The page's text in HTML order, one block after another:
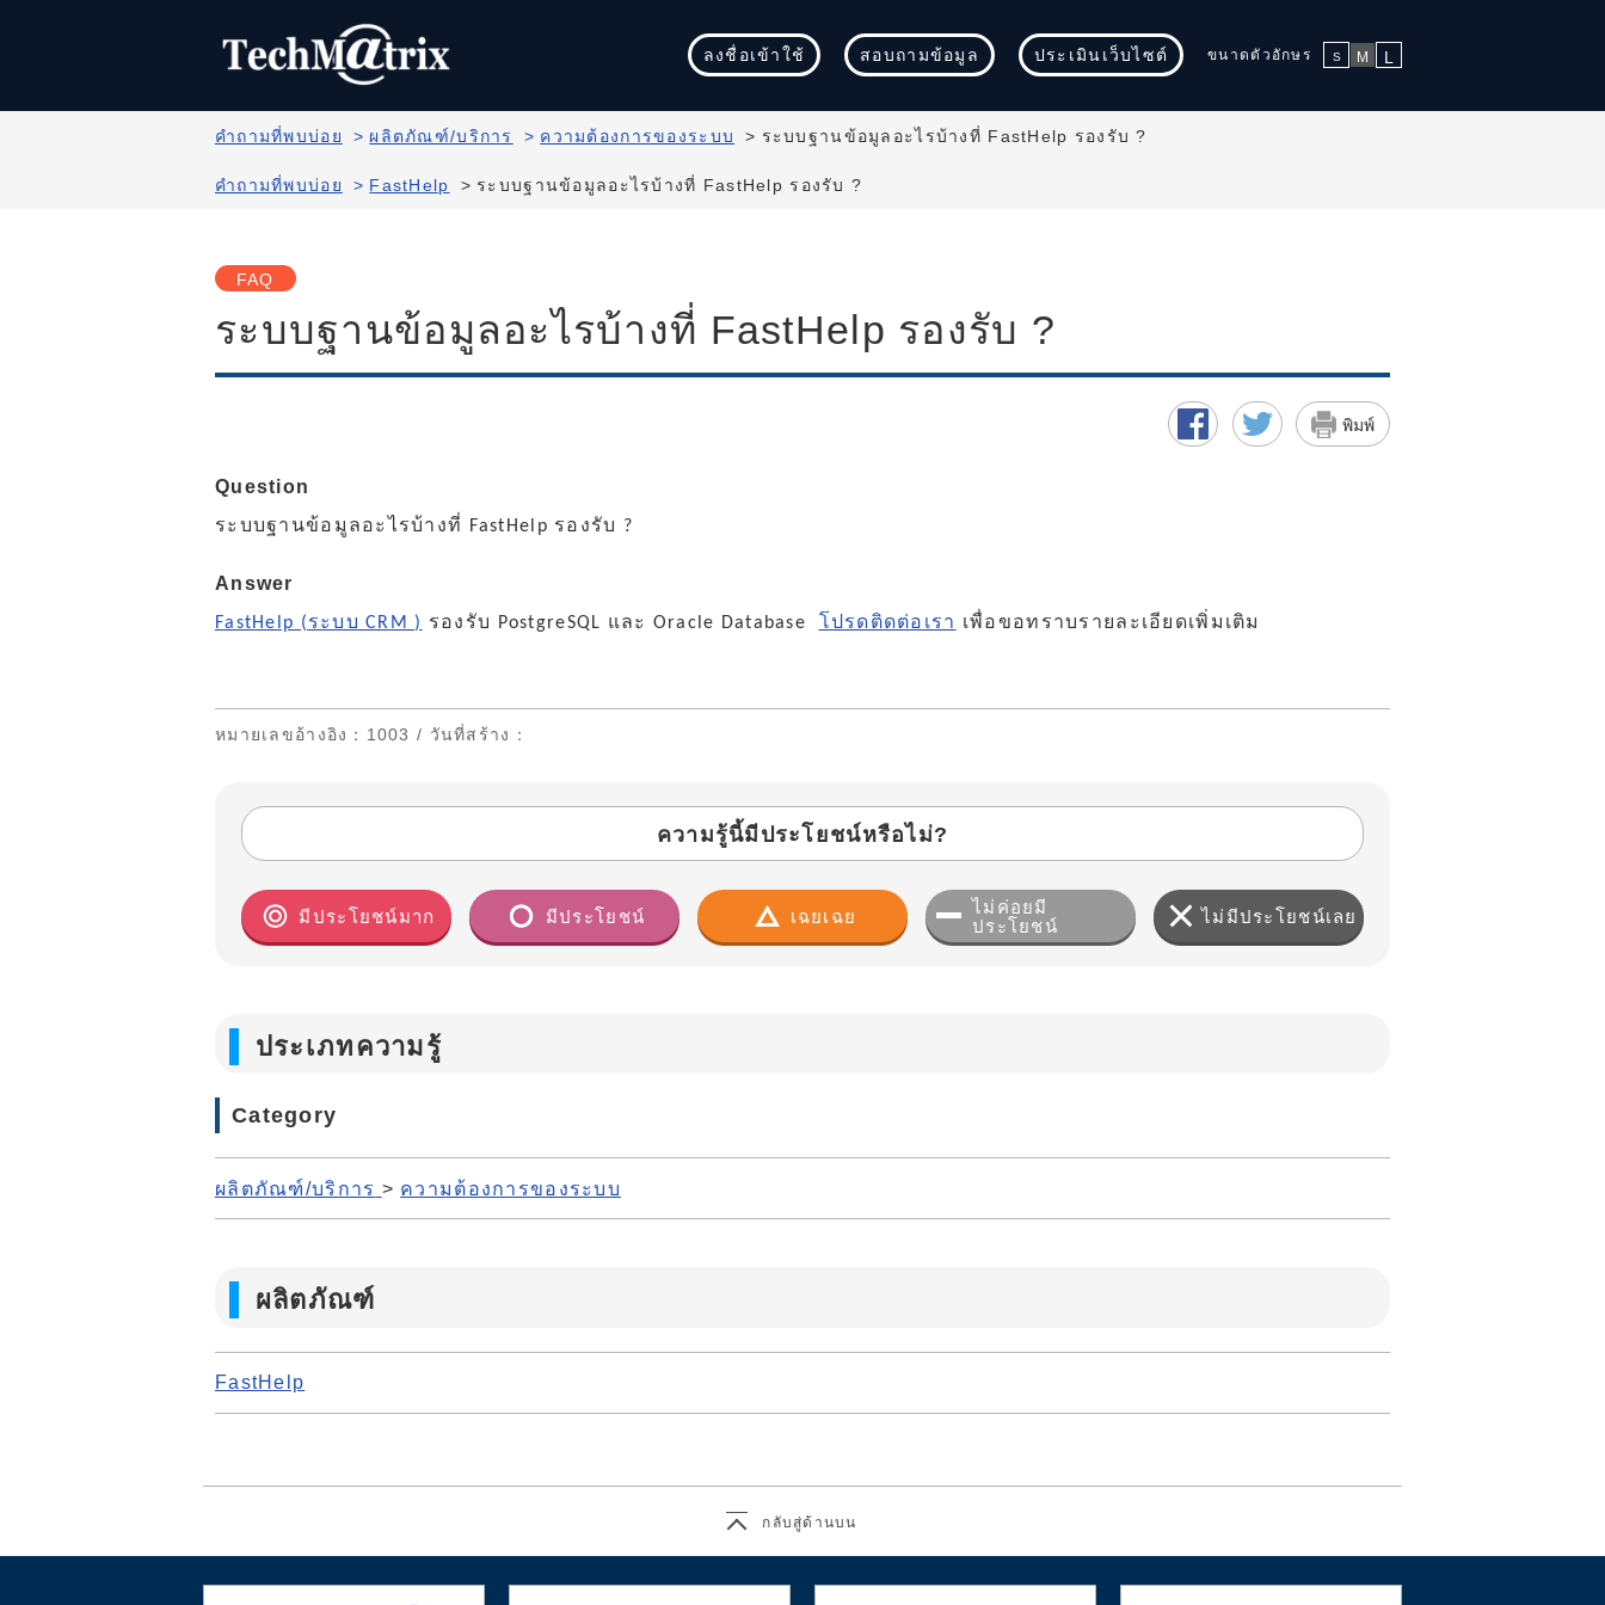
ลงชื่อเข้าใช้ สอบถามข้อมูล ประเมินเว็บไซต์ ขนาดตัวอักษร S M L
คำถามที่พบบ่อย > ผลิตภัณฑ์/บริการ > ความต้องการของระบบ > ระบบฐานข้อมูลอะไรบ้างที่ FastHelp รองรับ ?
คำถามที่พบบ่อย > FastHelp > ระบบฐานข้อมูลอะไรบ้างที่ FastHelp รองรับ ?
FAQ
ระบบฐานข้อมูลอะไรบ้างที่ FastHelp รองรับ ?
พิมพ์
Question
ระบบฐานข้อมูลอะไรบ้างที่ FastHelp รองรับ ?
Answer
FastHelp (ระบบ CRM ) รองรับ PostgreSQL และ Oracle Database โปรดติดต่อเรา เพื่อขอทราบรายละเอียดเพิ่มเติม
หมายเลขอ้างอิง ：1003 / วันที่สร้าง ：
ความรู้นี้มีประโยชน์หรือไม่?
มีประโยชน์มาก มีประโยชน์ เฉยเฉย
ไม่ค่อยมี
ประโยชน์
ไม่มีประโยชน์เลย
ประเภทความรู้
Category
ผลิตภัณฑ์/บริการ > ความต้องการของระบบ
ผลิตภัณฑ์
FastHelp
กลับสู่ด้านบน